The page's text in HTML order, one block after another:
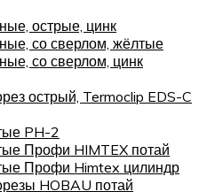
острые, цинк
со сверлом, жёлтые
со сверлом, цинк
острый, Termoclip EDS-C
PH-2
Профи HIMTEX потай
Профи Himtex цилиндр
HOBAU потай